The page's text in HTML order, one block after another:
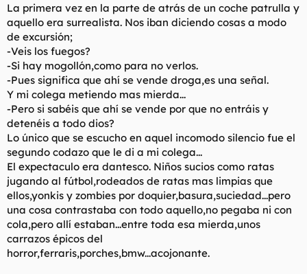
La primera vez en la parte de atrás de un coche patrulla y
aquello era surrealista. Nos iban diciendo cosas a modo
de excursión;
-Veis los fuegos?
-Si hay mogollón,como para no verlos.
-Pues significa que ahí se vende droga,es una señal.
Y mi colega metiendo mas mierda...
-Pero si sabéis que ahí se vende por que no entráis y
detenéis a todo dios?
Lo único que se escucho en aquel incomodo silencio fue el
segundo codazo que le di a mi colega...
El expectaculo era dantesco. Niños sucios como ratas
jugando al fútbol,rodeados de ratas mas limpias que
ellos,yonkis y zombies por doquier,basura,suciedad...pero
una cosa contrastaba con todo aquello,no pegaba ni con
cola,pero allí estaban...entre toda esa mierda,unos
carrazos épicos del
horror,ferraris,porches,bmw...acojonante.